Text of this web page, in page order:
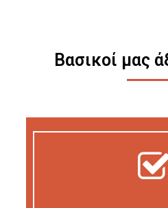
Βασικοί μας